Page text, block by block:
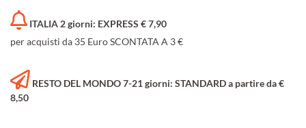
ITALIA 2 giorni: EXPRESS € 7,90
per acquisti da 35 Euro SCONTATA A 3 €
RESTO DEL MONDO 7-21 giorni: STANDARD a partire da €
8,50